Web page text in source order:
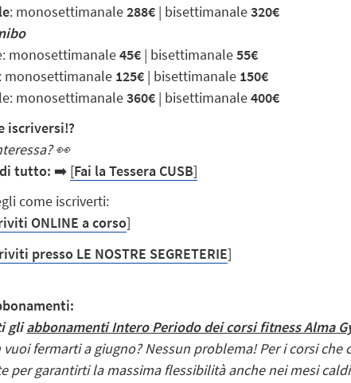
: monosettimanale288€ | bisettimanale320€
monosettimanale45€ | bisettimanale55€
monosettimanale 125€ | bisettimanale 150€
monosettimanale360€ | bisettimanale400€
iscriversi⁉️
👀
tutto: ➡️ [Fai la Tessera CUSB]
come iscriverti:
ONLINE a corso]
presso LE NOSTRE SEGRETERIE]
gliabbonamenti Intero Periodo dei corsi fitness Alma
vuoi fermarti agiugno?Nessun problema!Per i corsi
per garantirti la massima flessibilità anche nei mesi